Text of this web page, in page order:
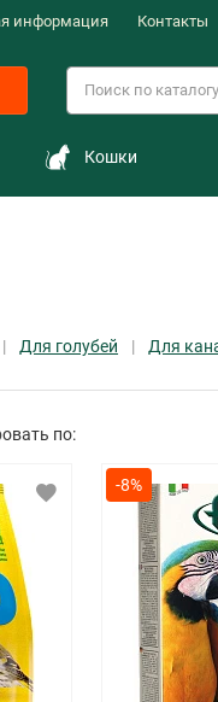
информация Контакты
Кошки
Для голубей Для
по:
-8%